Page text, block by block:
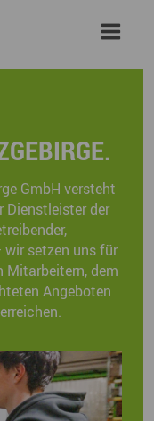
GmbH versteht
Dienstleister der
wir setzen uns für
Mitarbeitern, dem
Angeboten